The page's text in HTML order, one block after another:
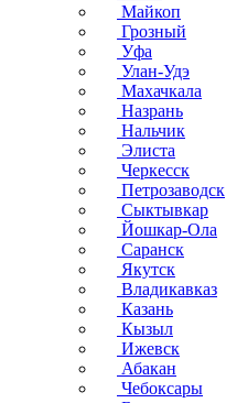
Майкоп
Грозный
Уфа
Улан-Удэ
Махачкала
Назрань
Нальчик
Элиста
Черкесск
Петрозаводск
Сыктывкар
Йошкар-Ола
Саранск
Якутск
Владикавказ
Казань
Кызыл
Ижевск
Абакан
Чебоксары